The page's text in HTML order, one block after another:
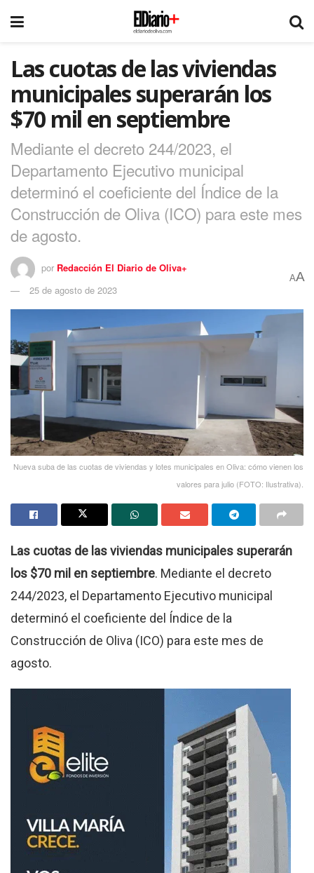
Las cuotas de las viviendas
municipales superarán los
$70 mil en septiembre
Mediante el decreto 244/2023, el
Departamento Ejecutivo municipal
determinó el coeficiente del Índice de la
Construcción de Oliva (ICO) para este mes
de agosto.
por Redacción El Diario de Oliva+
25 de agosto de 2023
AA
Nueva suba de las cuotas de viviendas y lotes municipales en Oliva: cómo vienen los
valores para julio (FOTO: Ilustrativa).
Las cuotas de las viviendas municipales superarán
los $70 mil en septiembre. Mediante el decreto
244/2023, el Departamento Ejecutivo municipal
determinó el coeficiente del Índice de la
Construcción de Oliva (ICO) para este mes de
agosto.